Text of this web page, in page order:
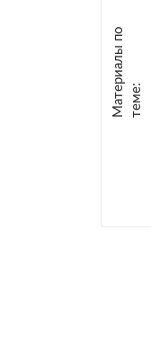
М
а
т е
р
и
а
л
ы
п
о
т
е
м
е :